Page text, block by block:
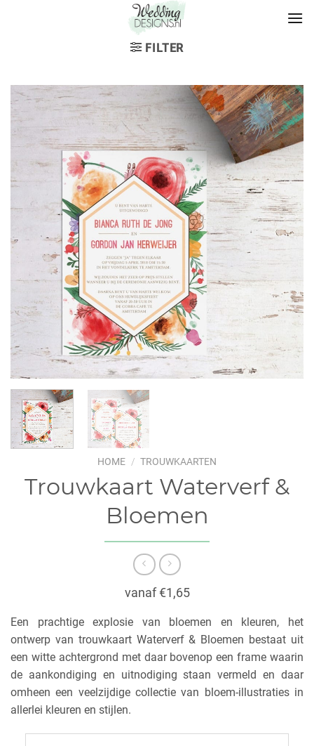
FILTER
HOME / TROUWKAARTEN
Trouwkaart Waterverf &
Bloemen
vanaf €1,65
Een prachtige explosie van bloemen en kleuren, het
ontwerp van trouwkaart Waterverf & Bloemen bestaat uit
een witte achtergrond met daar bovenop een frame waarin
de aankondiging en uitnodiging staan vermeld en daar
omheen een veelzijdige collectie van bloem-illustraties in
allerlei kleuren en stijlen.